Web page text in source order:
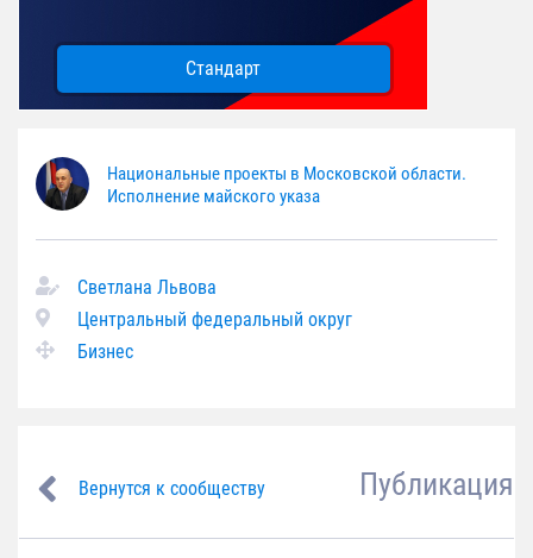
Стандарт
Национальные проекты в Московской области.
Исполнение майского указа
Светлана Львова
Центральный федеральный округ
Бизнес
Вернутся к сообществу Публикация